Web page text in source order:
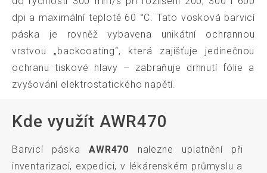
dpi a maximální teplotě 60 °C. Tato vosková barvicí
páska je rovněž vybavena unikátní ochrannou
vrstvou „backcoating“, která zajišťuje jedinečnou
ochranu tiskové hlavy – zabraňuje drhnutí fólie a
zvyšování elektrostatického napětí.
Kde využít AWR470
Barvicí páskaAWR470 nalezne uplatnění při
inventarizaci, expedici, v lékárenském průmyslu a